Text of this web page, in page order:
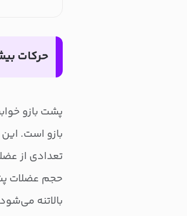
حرکات
پشت بازو
بازو است.
تعدادی از
حجم عضلات
بالاتنه می‌شود